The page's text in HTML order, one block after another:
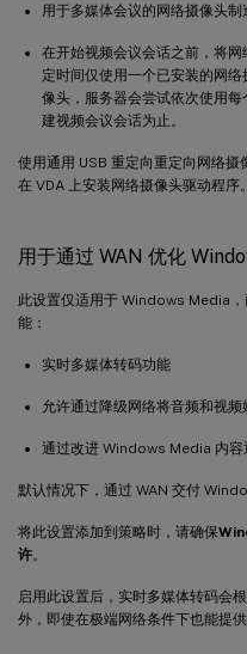
用于多媒体会议的网络摄像头制
在开始视频会议会话之前，将
定时间仅使用一个已安装的网
像头，服务器会尝试依次使用
建视频会议会话为止。
使用通用 USB 重定向重定向网络
在 VDA 上安装网络摄像头驱动程序。
用于通过 WAN 优化
此设置仅适用于 Windows Media
能：
实时多媒体转码功能
允许通过降级网络将音频和视
通过改进 Windows Media 内容
默认情况下，通过 WAN 交付
将此设置添加到策略时，请确保
许。
启用此设置后，实时多媒体转码会
外，即使在极端网络条件下也能提供